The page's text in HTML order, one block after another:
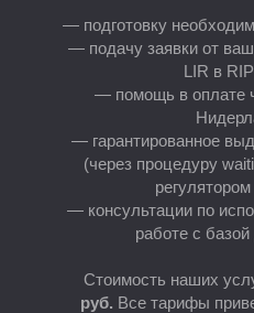
— подготовку
— подачу заявки от
LIR в
— помощь в оплате
— гарантированное
(через процедуру
— консультации по
работе с
Стоимость наших
руб. Все тарифы